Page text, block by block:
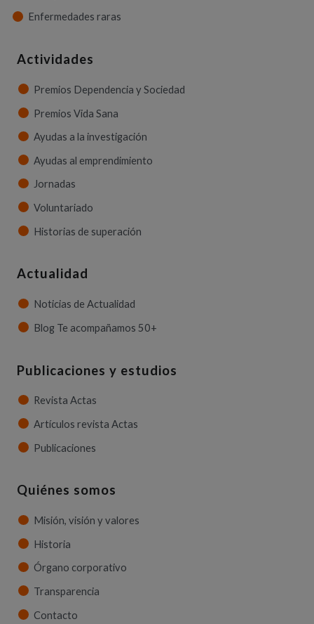
Enfermedades raras
Actividades
Premios Dependencia y Sociedad
Premios Vida Sana
Ayudas a la investigación
Ayudas al emprendimiento
Jornadas
Voluntariado
Historias de superación
Actualidad
Noticias de Actualidad
Blog Te acompañamos 50+
Publicaciones y estudios
Revista Actas
Artículos revista Actas
Publicaciones
Quiénes somos
Misión, visión y valores
Historia
Órgano corporativo
Transparencia
Contacto